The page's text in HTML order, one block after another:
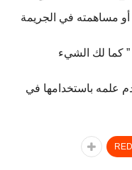
أو مساهمته في الجريمة
” كما لك الشيء
علمه باستخدامها في